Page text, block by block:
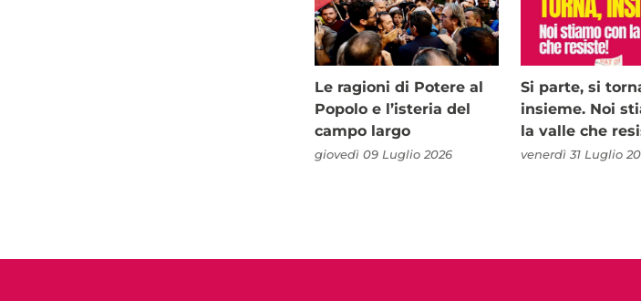
Le ragioni di Potere al
Popolo e l’isteria del
campo largo
giovedì 09 Luglio 2026
Si parte, si
insieme. Noi
la valle che
venerdì 31 Luglio